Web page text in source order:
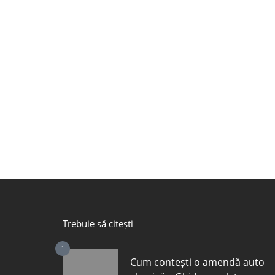
Trebuie să citești
1
Cum contești o amendă auto